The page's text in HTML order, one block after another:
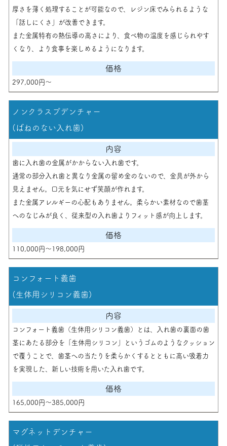
厚さを薄く処理することが可能なので、レジン床でみられるような
「話しにくさ」が改善できます。
また金属特有の熱伝導の高さにより、食べ物の温度を感じられやす
くなり、より食事を楽しめるようになります。
297,000円〜
ノンクラスプデンチャー
(ばねのない入れ歯)
歯に入れ歯の金属がかからない入れ歯です。
通常の部分入れ歯と異なり金属の留め金のないので、金具が外から
見えません。口元を気にせず笑顔が作れます。
また金属アレルギーの心配もありません。柔らかい素材なので歯茎
へのなじみが良く、従来型の入れ歯よりフィット感が向上します。
110,000円〜198,000円
コンフォート義歯
(生体用シリコン義歯)
コンフォート義歯（生体用シリコン義歯）とは、入れ歯の裏面の歯
茎にあたる部分を「生体用シリコン」というゴムのようなクッション
で覆うことで、歯茎への当たりを柔らかくするとともに高い吸着力
を実現した、新しい技術を用いた入れ歯です。
165,000円～385,000円
マグネットデンチャー